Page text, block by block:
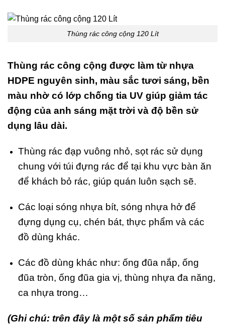
Thùng rác công cộng 120 Lít
Thùng rác công cộng được làm từ nhựa
HDPE nguyên sinh, màu sắc tươi sáng, bền
màu nhờ có lớp chống tia UV giúp giảm tác
động của anh sáng mặt trời và độ bền sử
dụng lâu dài.
Thùng rác đạp vuông nhỏ, sọt rác sử dụng
chung với túi đựng rác để tại khu vực bàn ăn
để khách bỏ rác, giúp quán luôn sạch sẽ.
Các loại sóng nhựa bít, sóng nhựa hở để
đựng dụng cụ, chén bát, thực phẩm và các
đồ dùng khác.
Các đồ dùng khác như: ống đũa nắp, ống
đũa tròn, ống đũa gia vị, thùng nhựa đa năng,
ca nhựa trong…
(Ghi chú: trên đây là một số sản phẩm tiêu